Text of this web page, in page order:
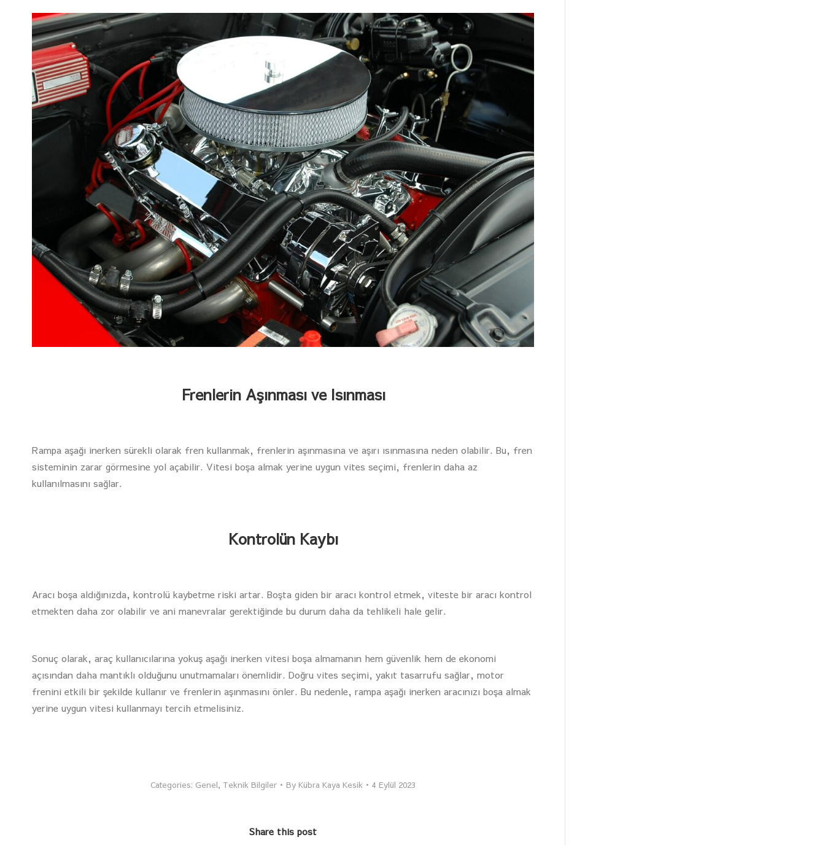
Frenlerin Aşınması ve Isınması
Rampa aşağı inerken sürekli olarak fren kullanmak, frenlerin aşınmasına ve aşırı ısınmasına neden olabilir. Bu, fren
sisteminin zarar görmesine yol açabilir. Vitesi boşa almak yerine uygun vites seçimi, frenlerin daha az
kullanılmasını sağlar.
Kontrolün Kaybı
Aracı boşa aldığınızda, kontrolü kaybetme riski artar. Boşta giden bir aracı kontrol etmek, viteste bir aracı kontrol
etmekten daha zor olabilir ve ani manevralar gerektiğinde bu durum daha da tehlikeli hale gelir.
Sonuç olarak, araç kullanıcılarına yokuş aşağı inerken vitesi boşa almamanın hem güvenlik hem de ekonomi
açısından daha mantıklı olduğunu unutmamaları önemlidir. Doğru vites seçimi, yakıt tasarrufu sağlar, motor
frenini etkili bir şekilde kullanır ve frenlerin aşınmasını önler. Bu nedenle, rampa aşağı inerken aracınızı boşa almak
yerine uygun vitesi kullanmayı tercih etmelisiniz.
Categories: Genel, Teknik Bilgiler By Kübra Kaya Kesik 4 Eylül 2023
Share this post